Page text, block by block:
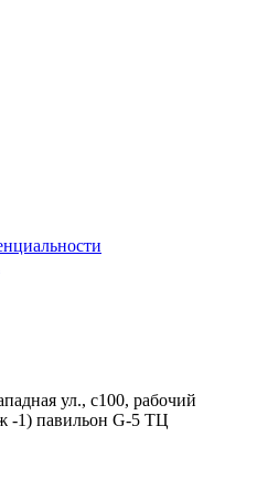
ул., с100, рабочий
-1) павильон G-5 ТЦ